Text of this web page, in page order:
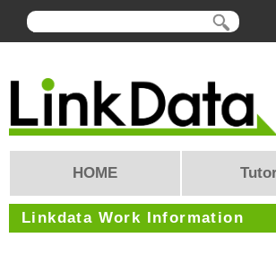
HOME
Linkdata Work Information